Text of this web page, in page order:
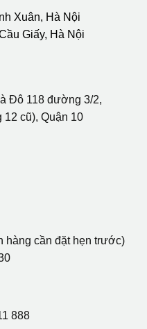
Xuân, Hà Nội
Giấy, Hà Nội
Đô 118 đường 3/2,
cũ), Quận 10
hàng cần đặt hẹn trước)
888